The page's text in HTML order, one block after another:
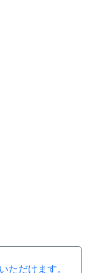
ただけます。